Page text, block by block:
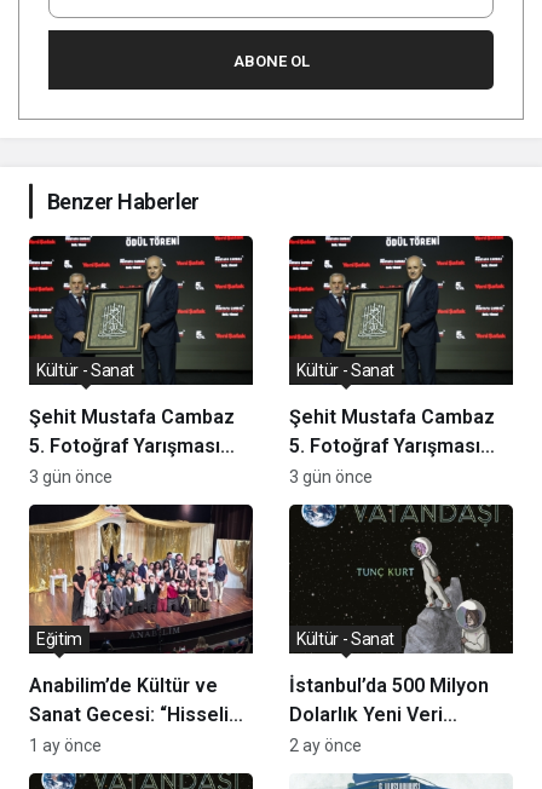
ABONE OL
Benzer Haberler
Şehit Mustafa Cambaz
5. Fotoğraf Yarışması
Ödülleri Demokrasi ve
Özgürlükler Adası’nda
Sahiplerini Buldu
Kültür - Sanat
3 gün önce
Şehit Mustafa Cambaz
5. Fotoğraf Yarışması
Ödülleri Demokrasi ve
Özgürlükler Adası’nda
Sahiplerini Buldu
Kültür - Sanat
3 gün önce
Anabilim’de Kültür ve
Sanat Gecesi: “Hisseli
Harikalar Kumpanyası”
Sahnelendi
Eğitim
1 ay önce
İstanbul’da 500 Milyon
Dolarlık Yeni Veri
Merkezi Yatırımı
Açıklandı
Kültür - Sanat
2 ay önce